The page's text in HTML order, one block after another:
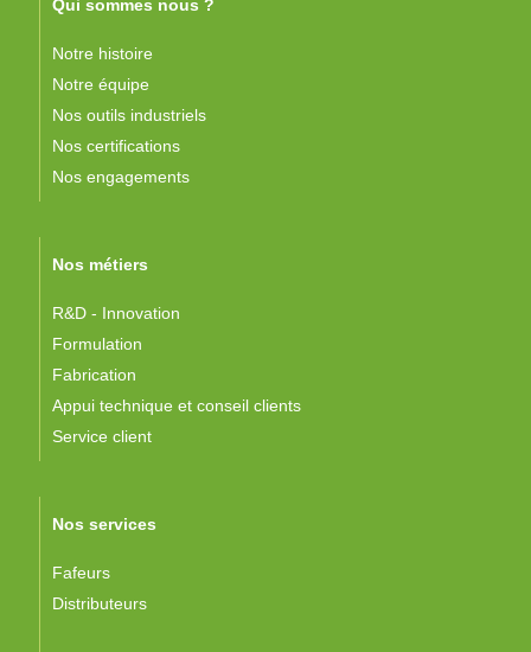
Qui sommes nous ?
Notre histoire
Notre équipe
Nos outils industriels
Nos certifications
Nos engagements
Nos métiers
R&D - Innovation
Formulation
Fabrication
Appui technique et conseil clients
Service client
Nos services
Fafeurs
Distributeurs